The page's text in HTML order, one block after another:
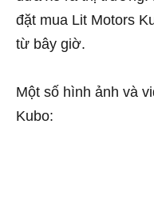
đặt mua Lit Motors
từ bây giờ.
Một số hình ảnh và
Kubo: